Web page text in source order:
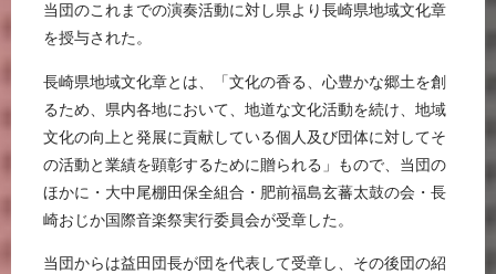
当団のこれまでの演奏活動に対し県より長崎県地域文化章
を授与された。
長崎県地域文化章とは、「文化の香る、心豊かな郷土を創
るため、県内各地において、地道な文化活動を続け、地域
文化の向上と発展に貢献している個人及び団体に対してそ
の活動と業績を顕彰するために贈られる」もので、当団の
ほかに・大中尾棚田保全組合・肥前福島玄蕃太鼓の会・長
崎おじか国際音楽祭実行委員会が受章した。
当団からは益田団長が団を代表して受章し、その後団の紹